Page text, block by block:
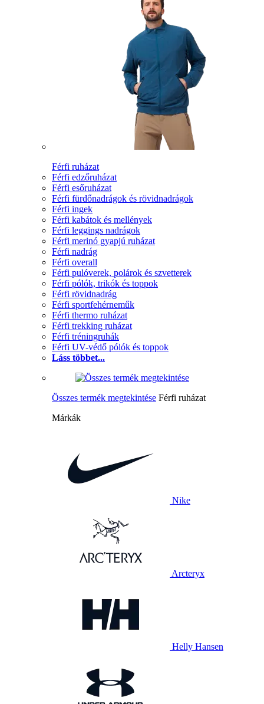
Férfi ruházat
Férfi edzőruházat
Férfi esőruházat
Férfi fürdőnadrágok és rövidnadrágok
Férfi ingek
Férfi kabátok és mellények
Férfi leggings nadrágok
Férfi merinó gyapjú ruházat
Férfi nadrág
Férfi overall
Férfi pulóverek, polárok és szvetterek
Férfi pólók, trikók és toppok
Férfi rövidnadrág
Férfi sportfehérneműk
Férfi thermo ruházat
Férfi trekking ruházat
Férfi tréningruhák
Férfi UV-védő pólók és toppok
Láss többet...
Összes termék megtekintése Férfi ruházat
Márkák
Nike
Arcteryx
Helly Hansen